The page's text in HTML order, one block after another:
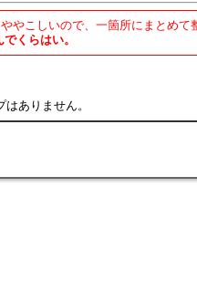
やこしいので、一箇所にまとめ
くらはい。
ありません。